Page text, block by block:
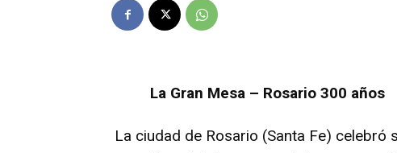
La Gran Mesa – Rosario 300 años
La ciudad de Rosario (Santa Fe)